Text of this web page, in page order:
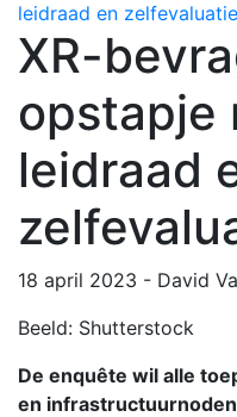
leidraad en
XR-
opstapje
leidraad
18 april 2023 - David
Beeld: Shutterstock
De enquête wil alle
en